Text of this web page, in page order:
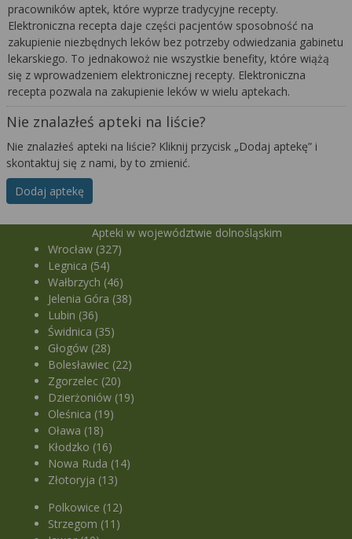
pracowników aptek, które wyprze tradycyjne recepty.
Elektroniczna recepta daje części pacjentów sposobność na
zakupienie niezbędnych leków bez potrzeby odwiedzania gabinetu
lekarskiego. To jednakowoż nie wszystkie benefity, które wiążą
się z wprowadzeniem elektronicznej recepty. Elektroniczna
recepta pozwala na zakupienie leków w wielu aptekach.
Nie znalazłeś apteki na liście?
Nie znalazłeś apteki na liście? Kliknij przycisk „Dodaj aptekę” i
skontaktuj się z nami, by to zmienić.
Dodaj aptekę
Apteki w województwie dolnośląskim
Wrocław (327)
Legnica (54)
Wałbrzych (46)
Jelenia Góra (38)
Lubin (36)
Świdnica (35)
Głogów (28)
Bolesławiec (22)
Zgorzelec (20)
Dzierżoniów (19)
Oleśnica (19)
Oława (18)
Kłodzko (16)
Nowa Ruda (14)
Złotoryja (13)
Polkowice (12)
Strzegom (11)